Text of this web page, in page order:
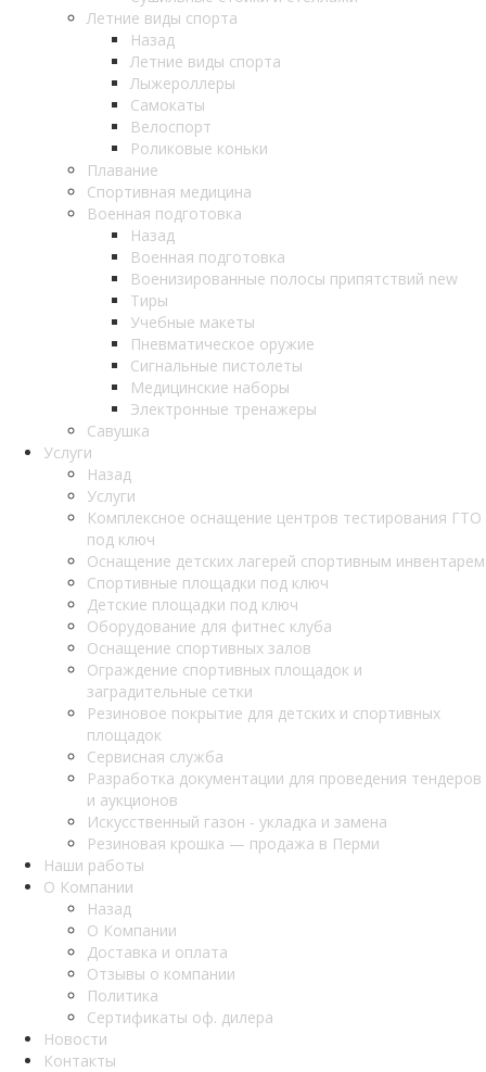
Летние виды спорта
Назад
Летние виды спорта
Лыжероллеры
Самокаты
Велоспорт
Роликовые коньки
Плавание
Спортивная медицина
Военная подготовка
Назад
Военная подготовка
Военизированные полосы припятствий new
Тиры
Учебные макеты
Пневматическое оружие
Сигнальные пистолеты
Медицинские наборы
Электронные тренажеры
Савушка
Услуги
Назад
Услуги
Комплексное оснащение центров тестирования ГТО
под ключ
Оснащение детских лагерей спортивным инвентарем
Спортивные площадки под ключ
Детские площадки под ключ
Оборудование для фитнес клуба
Оснащение спортивных залов
Ограждение спортивных площадок и
заградительные сетки
Резиновое покрытие для детских и спортивных
площадок
Сервисная служба
Разработка документации для проведения тендеров
и аукционов
Искусственный газон - укладка и замена
Резиновая крошка — продажа в Перми
Наши работы
О Компании
Назад
О Компании
Доставка и оплата
Отзывы о компании
Политика
Сертификаты оф. дилера
Новости
Контакты